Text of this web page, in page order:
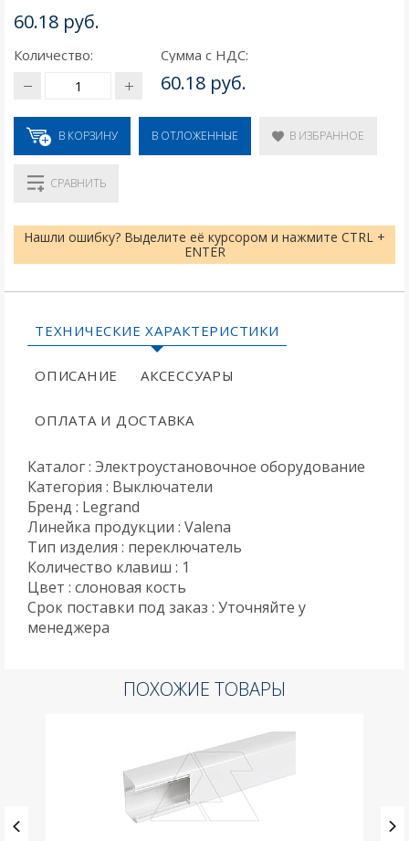
60.18 руб.
Количество: Сумма с НДС:
60.18 руб.
В КОРЗИНУ В ОТЛОЖЕННЫЕ В ИЗБРАННОЕ
СРАВНИТЬ
Нашли ошибку? Выделите её курсором и нажмите CTRL +
ENTER
ТЕХНИЧЕСКИЕ ХАРАКТЕРИСТИКИ
ОПИСАНИЕ АКСЕССУАРЫ
ОПЛАТА И ДОСТАВКА
Каталог : Электроустановочное оборудование
Категория : Выключатели
Бренд : Legrand
Линейка продукции : Valena
Тип изделия : переключатель
Количество клавиш : 1
Цвет : слоновая кость
Срок поставки под заказ : Уточняйте у
менеджера
ПОХОЖИЕ ТОВАРЫ